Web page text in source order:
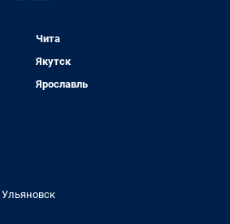
Чита
Якутск
Ярославль
Ульяновск